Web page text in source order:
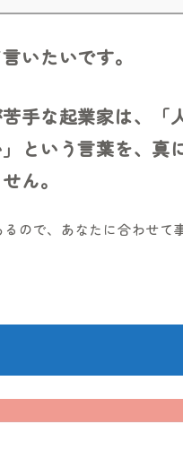
いたいです。
手な起業家は、「
という言葉を、真
ん。
るので、あなたに合わせて